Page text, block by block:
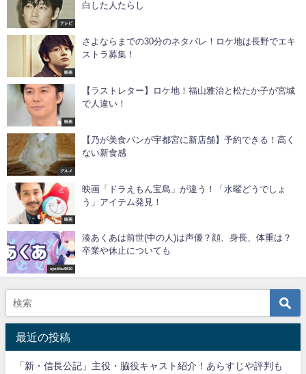
テレビ
白した人たらし
映画
さよならまでの30分のネタバレ！ロケ地は長野でエキ
ストラ募集！
映画
【ラストレター】ロケ地！福山雅治と松たか子が宮城
で人違い！
グルメ
【乃が美食パンが宇都宮に新店舗】予約できる！高く
ない新食感
映画
映画「ドラえもん宝島」が違う！「水曜どうでしょ
う」アイテム発見！
syotiku9910
湊あくあは前世(中の人)は声優？顔、身長、体重は？
卒業や休止についても
最近の投稿
「新・信長公記」主役・脇役キャスト紹介！あらすじや評判も